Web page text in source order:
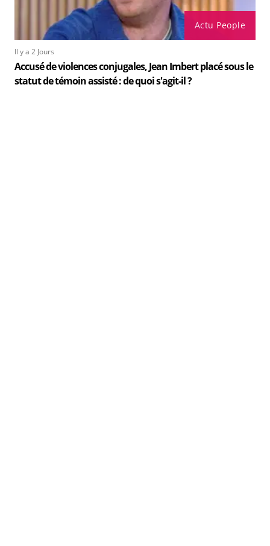
Actu People
Il y a 2 Jours
Accusé de violences conjugales, Jean Imbert placé sous le
statut de témoin assisté : de quoi s'agit-il ?